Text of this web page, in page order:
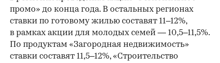
промо» до конца года. В остальных регионах
ставки по готовому жилью составят 11–12%,
в рамках акции для молодых семей — 10,5–11,5%.
По продуктам «Загородная недвижимость»
ставки составят 11,5–12%, «Строительство